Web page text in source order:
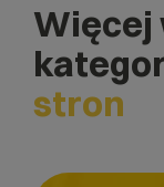
Więcej
stron